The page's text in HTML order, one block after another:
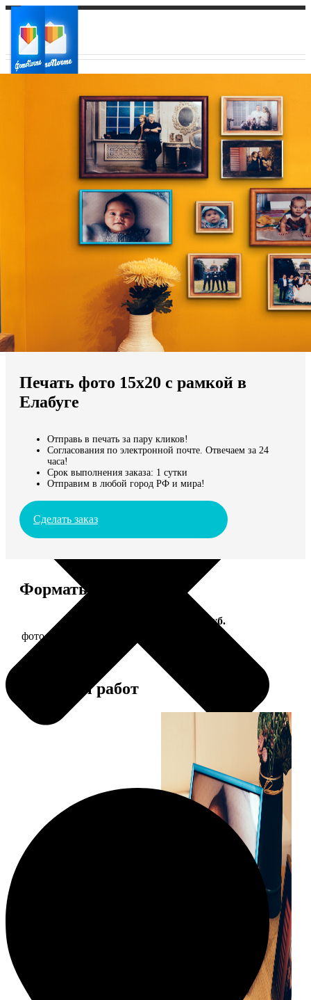
Ваш регион доставки
Выберите из списка:
Мы доставляем по всему миру
Продолжить без города
Печать фото 15х20 с рамкой в
Елабуге
Отправь в печать за пару кликов!
Согласования по электронной почте. Отвечаем за 24
часа!
Срок выполнения заказа: 1 сутки
Отправим в любой город РФ и мира!
Сделать заказ
Форматы и цены
Цена, руб.
фото 15х20 в деревянной рамке
Примеры работ